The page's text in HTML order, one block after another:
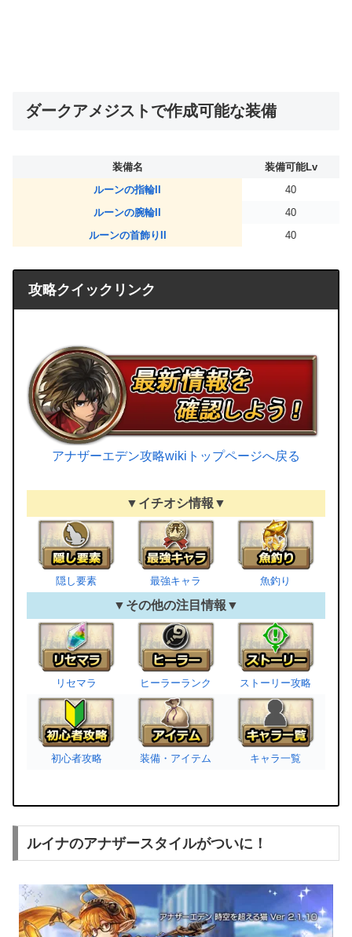
ダークアメジストで作成可能な装備
装備名
装備可能Lv
ルーンの指輪II
40
ルーンの腕輪II
40
ルーンの首飾りII
40
攻略クイックリンク
アナザーエデン攻略wikiトップページへ戻る
▼イチオシ情報▼
隠し要素 最強キャラ 魚釣り
▼その他の注目情報▼
リセマラ ヒーラーランク ストーリー攻略
初心者攻略 装備・アイテム キャラ一覧
ルイナのアナザースタイルがついに！